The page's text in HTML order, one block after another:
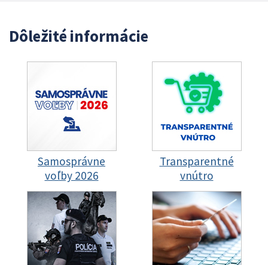
Dôležité informácie
Samosprávne
voľby 2026
Transparentné
vnútro